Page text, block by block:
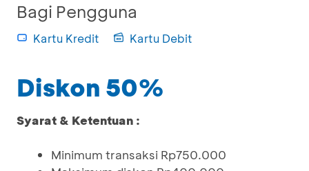
Bagi Pengguna
Kartu Kredit Kartu Debit
Diskon 50%
Syarat & Ketentuan :
Minimum transaksi Rp750.000